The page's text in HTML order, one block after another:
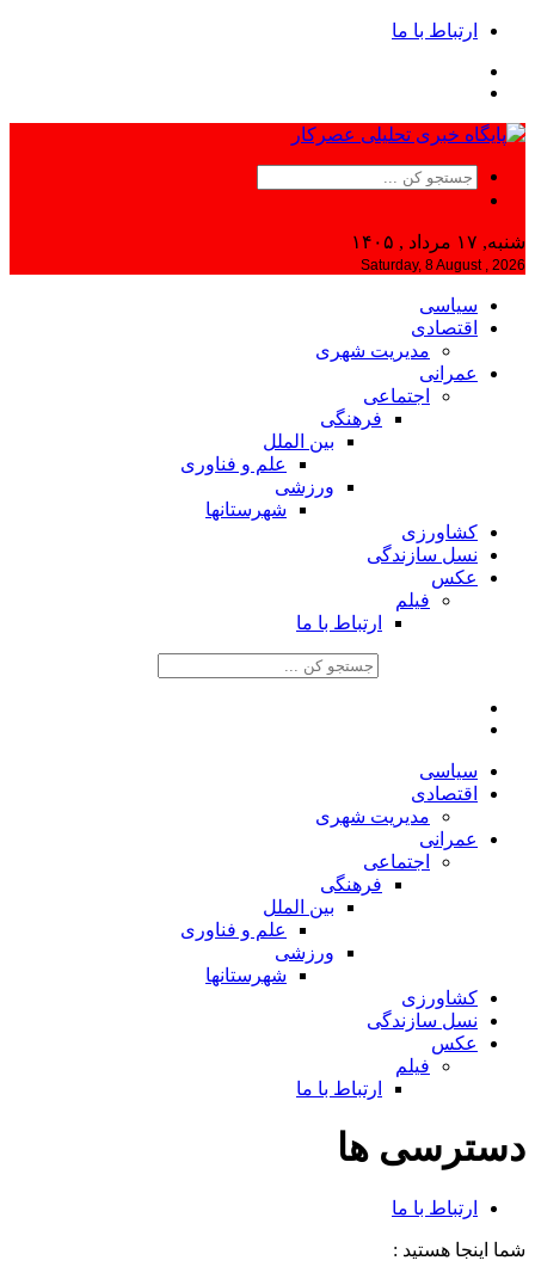
ارتباط با ما
شنبه, ۱۷ مرداد , ۱۴۰۵
Saturday, 8 August , 2026
سیاسی
اقتصادی
مدیریت شهری
عمرانی
اجتماعی
فرهنگی
بین الملل
علم و فناوری
ورزشی
شهرستانها
کشاورزی
نسل سازندگی
عکس
فیلم
ارتباط با ما
سیاسی
اقتصادی
مدیریت شهری
عمرانی
اجتماعی
فرهنگی
بین الملل
علم و فناوری
ورزشی
شهرستانها
کشاورزی
نسل سازندگی
عکس
فیلم
ارتباط با ما
دسترسی ها
ارتباط با ما
شما اینجا هستید :